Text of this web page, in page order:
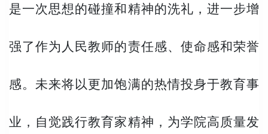
是一次思想的碰撞和精神的洗礼，进一步增
强了作为人民教师的责任感、使命感和荣誉
感。未来将以更加饱满的热情投身于教育事
业，自觉践行教育家精神，为学院高质量发